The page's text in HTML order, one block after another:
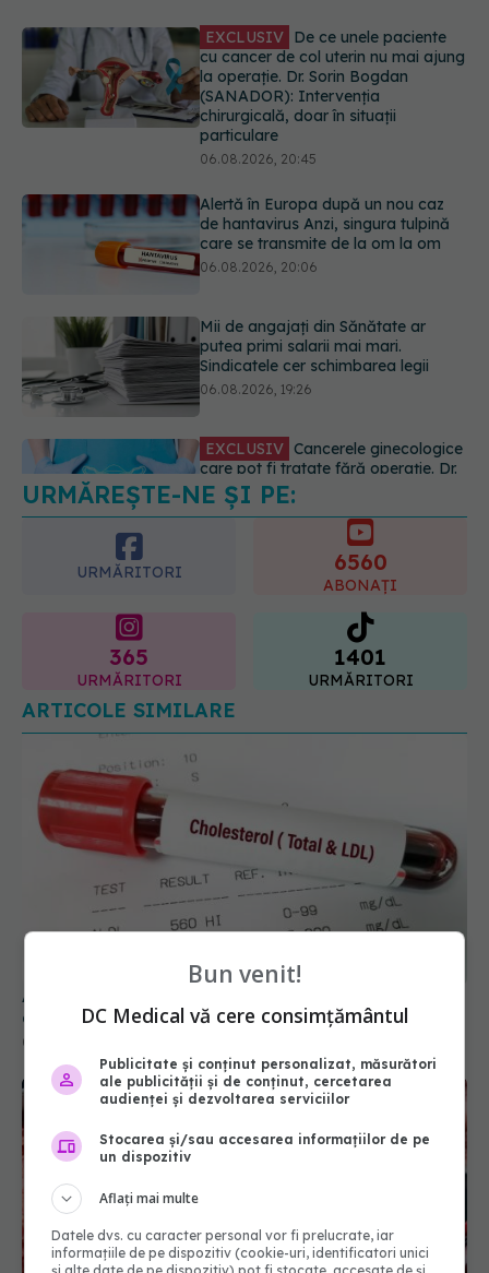
Alertă în Europa după un nou caz
de hantavirus Anzi, singura tulpină
care se transmite de la om la om
06.08.2026, 20:06
putea primi salarii mai mari.
Sindicatele cer schimbarea legii
06.08.2026, 19:26
care pot fi tratate fără operație. Dr.
Sorin Bogdan (SANADOR): Chirurgia
este indicată doar punctual, pentru
anumite categorii de paciente
EXCLUSIV Brahiterapie vs
radioterapie externă în cancerul
ginecologic. Dr. Sorin Bogdan
(SANADOR) explică diferența și
cum acționează tratamentul
URMĂREȘTE-NE ȘI PE:
URMĂRITORI
ABONAȚI
URMĂRITORI
1401
URMĂRITORI
ARTICOLE SIMILARE
Analiza de sânge care prezice infarctul mai bine
decât colesterolul măritBun venit!
DC Medical vă cere consimțământul
Publicitate și conținut personalizat, măsurători
ale publicității și de conținut, cercetarea
audienței și dezvoltarea serviciilor
Stocarea și/sau accesarea informațiilor de pe
un dispozitiv
Aflați mai multe
Datele dvs. cu caracter personal vor fi prelucrate, iar
informațiile de pe dispozitiv (cookie-uri, identificatori unici